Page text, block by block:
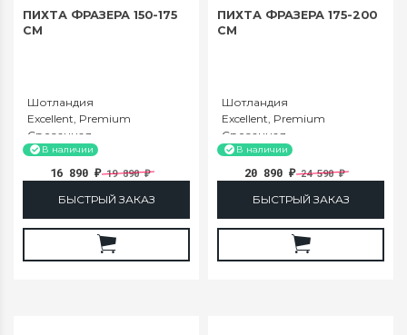
ПИХТА ФРАЗЕРА 150-175
СМ
Шотландия
Excellent, Premium
Срезанная
150-175
В наличии
16 890 ₽ 19 890₽
БЫСТРЫЙ ЗАКАЗ
ПИХТА ФРАЗЕРА 175-200
СМ
Шотландия
Excellent, Premium
Срезанная
175-200
В наличии
20 890 ₽ 24 590₽
БЫСТРЫЙ ЗАКАЗ